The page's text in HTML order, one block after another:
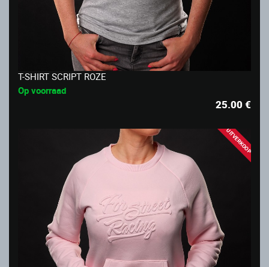
T-SHIRT SCRIPT ROZE
Op voorraad
25.00€
UITVERKOOP